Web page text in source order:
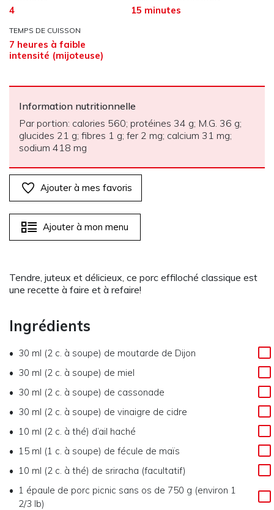
4 15 minutes
TEMPS DE CUISSON
7 heures à faible
intensité (mijoteuse)
Information nutritionnelle
Par portion: calories 560; protéines 34 g; M.G. 36 g;
glucides 21 g; fibres 1 g; fer 2 mg; calcium 31 mg;
sodium 418 mg
Ajouter à mes favoris
Ajouter à mon menu
Tendre, juteux et délicieux, ce porc effiloché classique est
une recette à faire et à refaire!
Ingrédients
30 ml (2 c. à soupe) de moutarde de Dijon
30 ml (2 c. à soupe) de miel
30 ml (2 c. à soupe) de cassonade
30 ml (2 c. à soupe) de vinaigre de cidre
10 ml (2 c. à thé) d’ail haché
15 ml (1 c. à soupe) de fécule de maïs
10 ml (2 c. à thé) de sriracha (facultatif)
1 épaule de porc picnic sans os de 750 g (environ 1
2/3 lb)